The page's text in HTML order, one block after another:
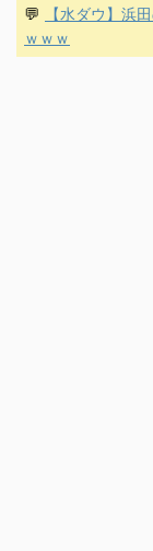
💬
【水ダウ】浜
ｗｗｗ